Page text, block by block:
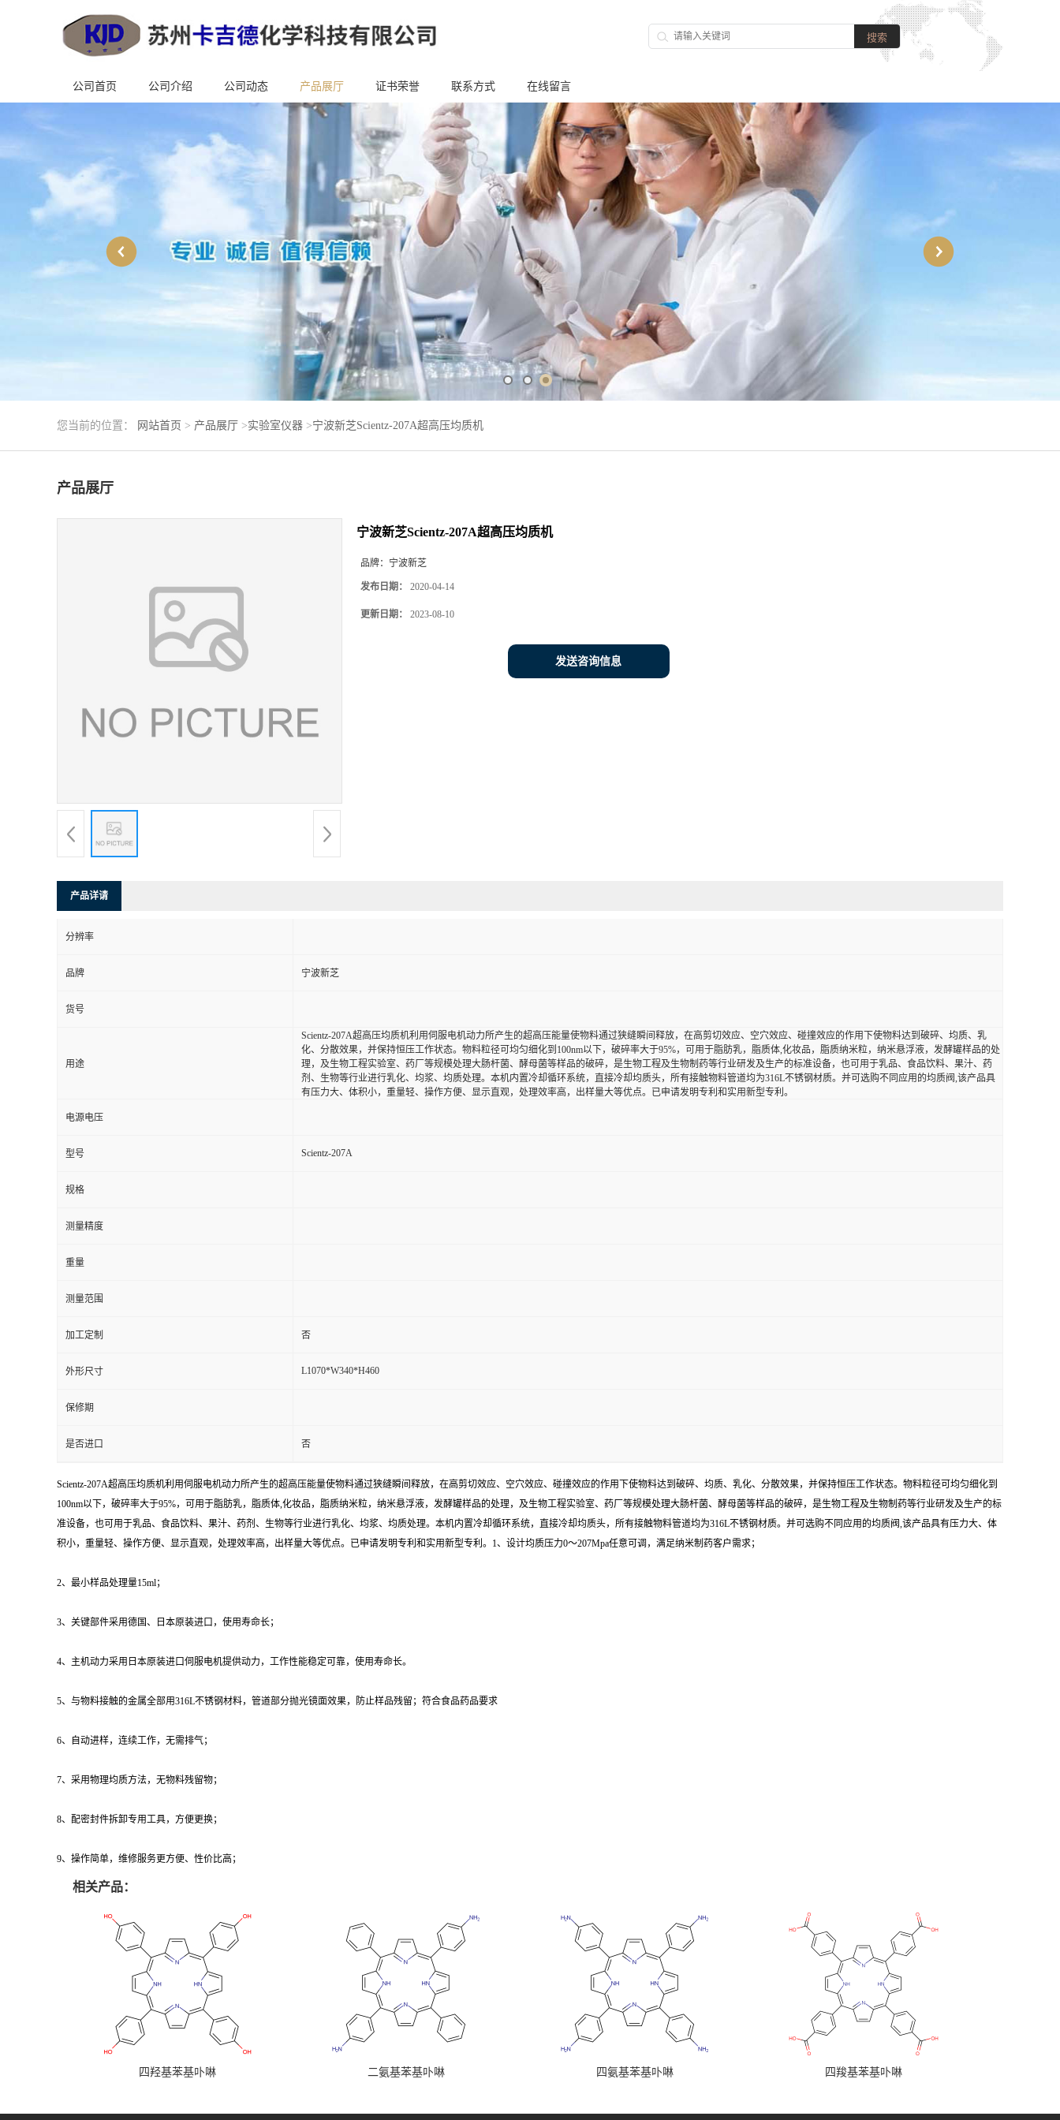
公司首页 公司介绍 公司动态 产品展厅 证书荣誉 联系方式 在线留言
您当前的位置： 网站首页 > 产品展厅 >实验室仪器 >宁波新芝Scientz-207A超高压均质机
产品展厅
宁波新芝Scientz-207A超高压均质机
品牌： 宁波新芝
发布日期： 2020-04-14
更新日期： 2023-08-10
发送咨询信息
产品详请
分辨率
品牌 宁波新芝
货号
用途
Scientz-207A超高压均质机利用伺服电机动力所产生的超高压能量使物料通过狭缝瞬间释放，在高剪切效应、空穴效应、碰撞效应的作用下使物料达到破碎、均质、乳
化、分散效果，并保持恒压工作状态。物料粒径可均匀细化到100nm以下，破碎率大于95%，可用于脂肪乳，脂质体,化妆品，脂质纳米粒，纳米悬浮液，发酵罐样品的处
理，及生物工程实验室、药厂等规模处理大肠杆菌、酵母菌等样品的破碎，是生物工程及生物制药等行业研发及生产的标准设备，也可用于乳品、食品饮料、果汁、药
剂、生物等行业进行乳化、均浆、均质处理。本机内置冷却循环系统，直接冷却均质头，所有接触物料管道均为316L不锈钢材质。并可选购不同应用的均质阀,该产品具
有压力大、体积小，重量轻、操作方便、显示直观，处理效率高，出样量大等优点。已申请发明专利和实用新型专利。
电源电压
型号 Scientz-207A
规格
测量精度
重量
测量范围
加工定制 否
外形尺寸 L1070*W340*H460
保修期
是否进口 否
Scientz-207A超高压均质机利用伺服电机动力所产生的超高压能量使物料通过狭缝瞬间释放，在高剪切效应、空穴效应、碰撞效应的作用下使物料达到破碎、均质、乳化、分散效果，并保持恒压工作状态。物料粒径可均匀细化到
100nm以下，破碎率大于95%，可用于脂肪乳，脂质体,化妆品，脂质纳米粒，纳米悬浮液，发酵罐样品的处理，及生物工程实验室、药厂等规模处理大肠杆菌、酵母菌等样品的破碎，是生物工程及生物制药等行业研发及生产的标
准设备，也可用于乳品、食品饮料、果汁、药剂、生物等行业进行乳化、均浆、均质处理。本机内置冷却循环系统，直接冷却均质头，所有接触物料管道均为316L不锈钢材质。并可选购不同应用的均质阀,该产品具有压力大、体
积小，重量轻、操作方便、显示直观，处理效率高，出样量大等优点。已申请发明专利和实用新型专利。1、设计均质压力0～207Mpa任意可调，满足纳米制药客户需求；
2、最小样品处理量15ml；
3、关键部件采用德国、日本原装进口，使用寿命长；
4、主机动力采用日本原装进口伺服电机提供动力，工作性能稳定可靠，使用寿命长。
5、与物料接触的金属全部用316L不锈钢材料，管道部分抛光镜面效果，防止样品残留；符合食品药品要求
6、自动进样，连续工作，无需排气；
7、采用物理均质方法，无物料残留物；
8、配密封件拆卸专用工具，方便更换；
9、操作简单，维修服务更方便、性价比高；
相关产品：
四羟基苯基卟啉 二氨基苯基卟啉 四氨基苯基卟啉 四羧基苯基卟啉